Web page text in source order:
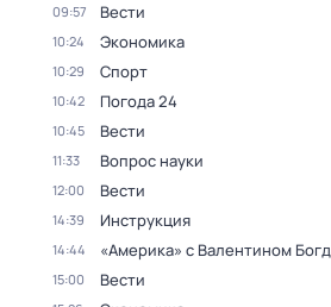
09:57 Вести
10:24 Экономика
10:29 Спорт
10:42 Погода 24
10:45 Вести
11:33 Вопрос науки
12:00 Вести
14:39 Инструкция
14:44 «Америка» с Валентином
15:00 Вести